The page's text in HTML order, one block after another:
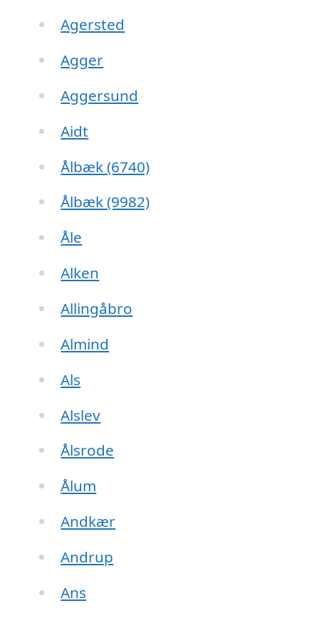
Agersted
Agger
Aggersund
Aidt
Ålbæk (6740)
Ålbæk (9982)
Åle
Alken
Allingåbro
Almind
Als
Alslev
Ålsrode
Ålum
Andkær
Andrup
Ans